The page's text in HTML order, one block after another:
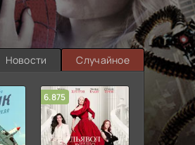
Новости Случайное
6.875 6.314